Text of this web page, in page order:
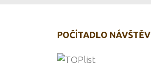
POČÍTADLO NÁVŠTĚV